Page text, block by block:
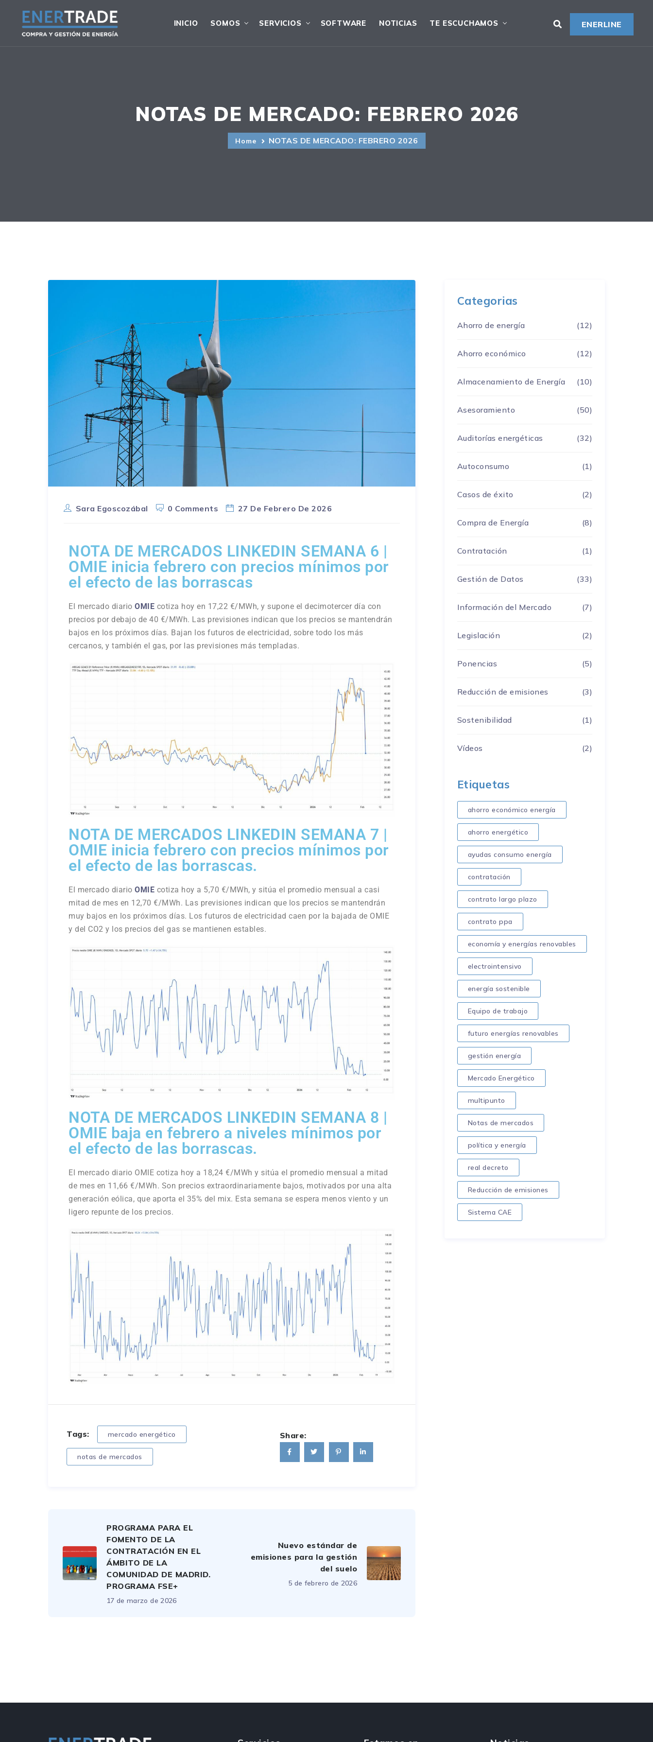
INICIO SOMOS SERVICIOS SOFTWARE NOTICIAS TE ESCUCHAMOS ENERLINE
NOTAS DE MERCADO: FEBRERO 2026
Home NOTAS DE MERCADO: FEBRERO 2026
Sara Egoscozábal 0 Comments 27 De Febrero De 2026
NOTA DE MERCADOS LINKEDIN SEMANA 6 |
OMIE inicia febrero con precios mínimos por
el efecto de las borrascas
El mercado diario OMIE cotiza hoy en 17,22 €/MWh, y supone el decimotercer día con
precios por debajo de 40 €/MWh. Las previsiones indican que los precios se mantendrán
bajos en los próximos días. Bajan los futuros de electricidad, sobre todo los más
cercanos, y también el gas, por las previsiones más templadas.
NOTA DE MERCADOS LINKEDIN SEMANA 7 |
OMIE inicia febrero con precios mínimos por
el efecto de las borrascas.
El mercado diario OMIE cotiza hoy a 5,70 €/MWh, y sitúa el promedio mensual a casi
mitad de mes en 12,70 €/MWh. Las previsiones indican que los precios se mantendrán
muy bajos en los próximos días. Los futuros de electricidad caen por la bajada de OMIE
y del CO2 y los precios del gas se mantienen estables.
NOTA DE MERCADOS LINKEDIN SEMANA 8 |
OMIE baja en febrero a niveles mínimos por
el efecto de las borrascas.
El mercado diario OMIE cotiza hoy a 18,24 €/MWh y sitúa el promedio mensual a mitad
de mes en 11,66 €/MWh. Son precios extraordinariamente bajos, motivados por una alta
generación eólica, que aporta el 35% del mix. Esta semana se espera menos viento y un
ligero repunte de los precios.
Tags: mercado energético
notas de mercados
Share:
PROGRAMA PARA EL
FOMENTO DE LA
CONTRATACIÓN EN EL
ÁMBITO DE LA
COMUNIDAD DE MADRID.
PROGRAMA FSE+
17 de marzo de 2026
Nuevo estándar de
emisiones para la gestión
del suelo
5 de febrero de 2026
Categorias
Ahorro de energía (12)
Ahorro económico (12)
Almacenamiento de Energía (10)
Asesoramiento (50)
Auditorías energéticas (32)
Autoconsumo (1)
Casos de éxito (2)
Compra de Energía (8)
Contratación (1)
Gestión de Datos (33)
Información del Mercado (7)
Legislación (2)
Ponencias (5)
Reducción de emisiones (3)
Sostenibilidad (1)
Vídeos (2)
Etiquetas
ahorro económico energía
ahorro energético
ayudas consumo energía
contratación
contrato largo plazo
contrato ppa
economía y energías renovables
electrointensivo
energía sostenible
Equipo de trabajo
futuro energías renovables
gestión energía
Mercado Energético
multipunto
Notas de mercados
política y energía
real decreto
Reducción de emisiones
Sistema CAE